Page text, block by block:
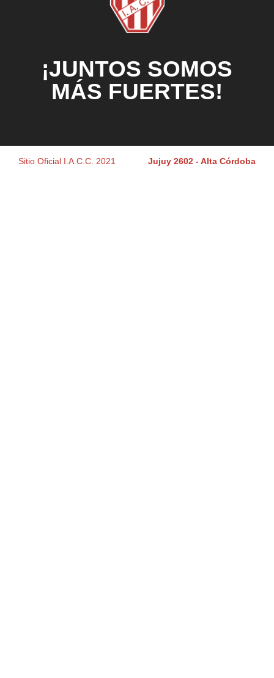
¡JUNTOS SOMOS
MÁS FUERTES!
Sitio Oficial I.A.C.C. 2021 Jujuy 2602 - Alta Córdoba